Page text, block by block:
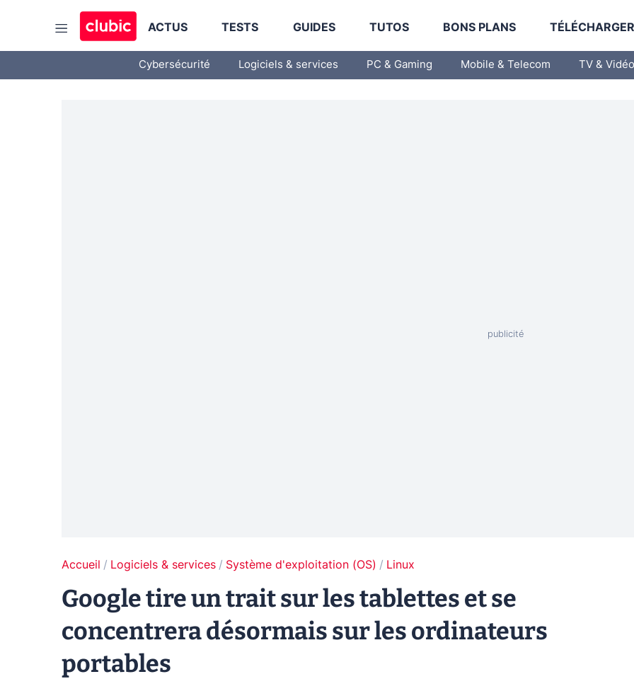
ACTUS TESTS GUIDES TUTOS BONS PLANS
Cybersécurité Logiciels & services PC & Gaming Mobile & Telecom TV & Vidéo
Accueil Logiciels & services Système d'exploitation (OS) Linux
Google tire un trait sur les tablettes et se
concentrera désormais sur les ordinateurs
portables